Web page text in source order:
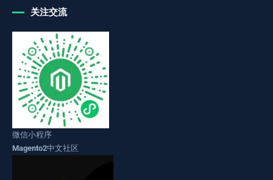
关注交流
微信小程序
Magento2中文社区